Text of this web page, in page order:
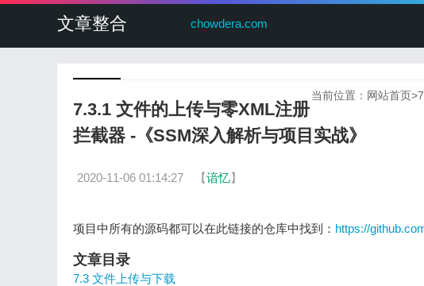
文章整合 chowdera.com
当前位置： 网站首页>
7.3.1 文件的上传与零XML注册
拦截器 -《SSM深入解析与项目实战》
2020-11-06 01:14:27 【谙忆】
项目中所有的源码都可以在此链接的仓库中找到： https://
文章目录
7.3 文件上传与下载